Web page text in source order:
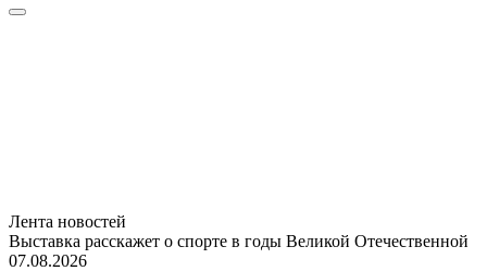
Лента новостей
Выставка расскажет о спорте в годы Великой Отечественной
07.08.2026